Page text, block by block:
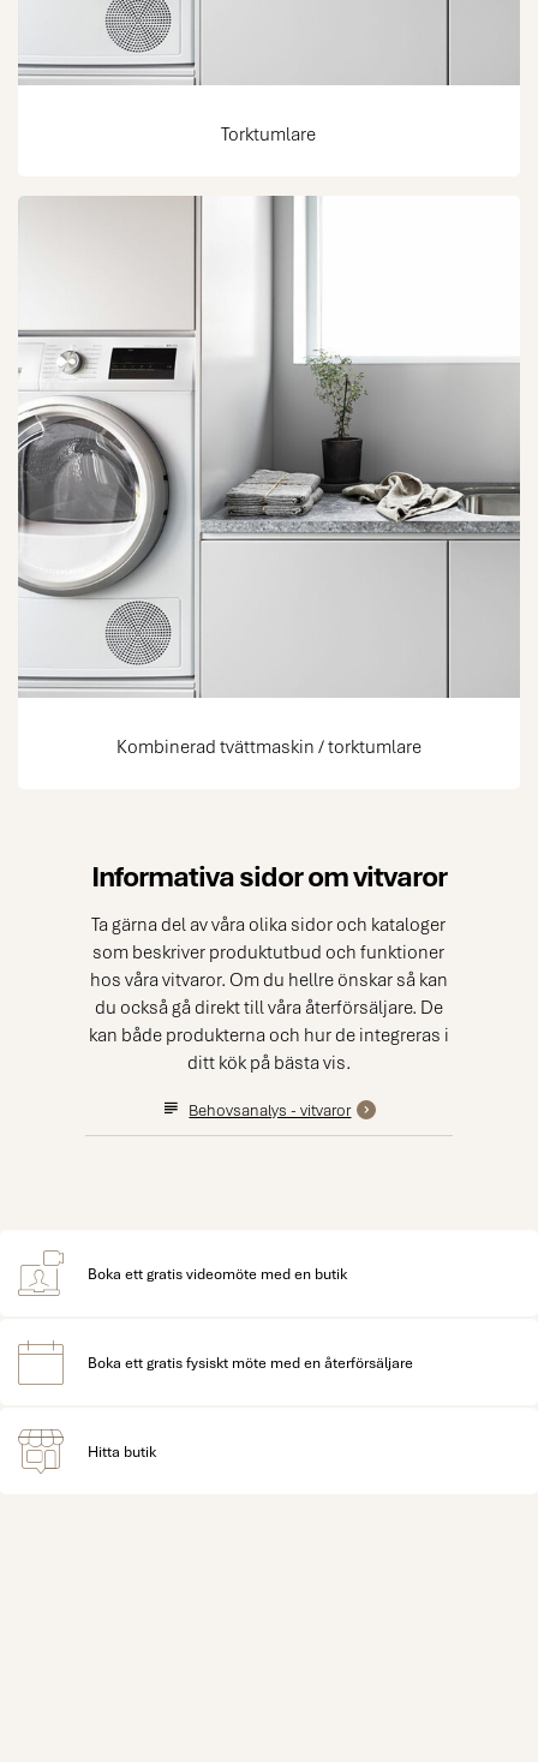
Torktumlare
Kombinerad tvättmaskin / torktumlare
Informativa sidor om vitvaror
Ta gärna del av våra olika sidor och kataloger
som beskriver produktutbud och funktioner
hos våra vitvaror. Om du hellre önskar så kan
du också gå direkt till våra återförsäljare. De
kan både produkterna och hur de integreras i
ditt kök på bästa vis.
Behovsanalys - vitvaror
Boka ett gratis videomöte med en butik
Boka ett gratis fysiskt möte med en återförsäljare
Hitta butik